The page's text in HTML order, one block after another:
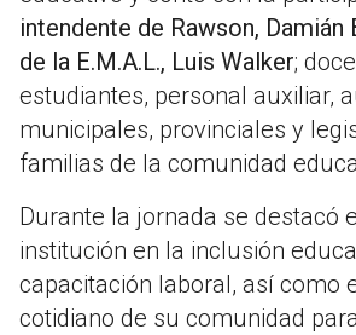
intendente de Rawson, Damián
de la E.M.A.L., Luis Walker;
estudiantes, personal auxiliar,
municipales, provinciales y
familias de la comunidad
Durante la jornada se destacó
institución en la inclusión
capacitación laboral, así como
cotidiano de su comunidad